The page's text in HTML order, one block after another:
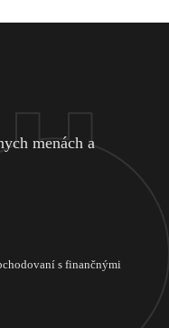
menách a
s finančnými